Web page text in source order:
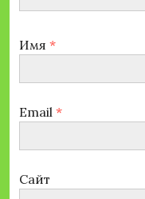
Имя *
Email *
Сайт